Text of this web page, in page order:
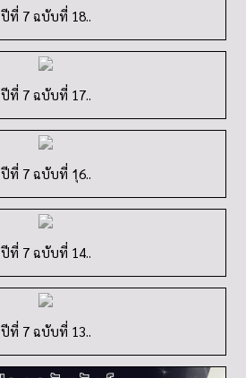
ปีที่ 7 ฉบับที่ 18..
ปีที่ 7 ฉบับที่ 17..
ปีที่ 7 ฉบับที่ 1ุ6..
ปีที่ 7 ฉบับที่ 14..
ปีที่ 7 ฉบับที่ 13..